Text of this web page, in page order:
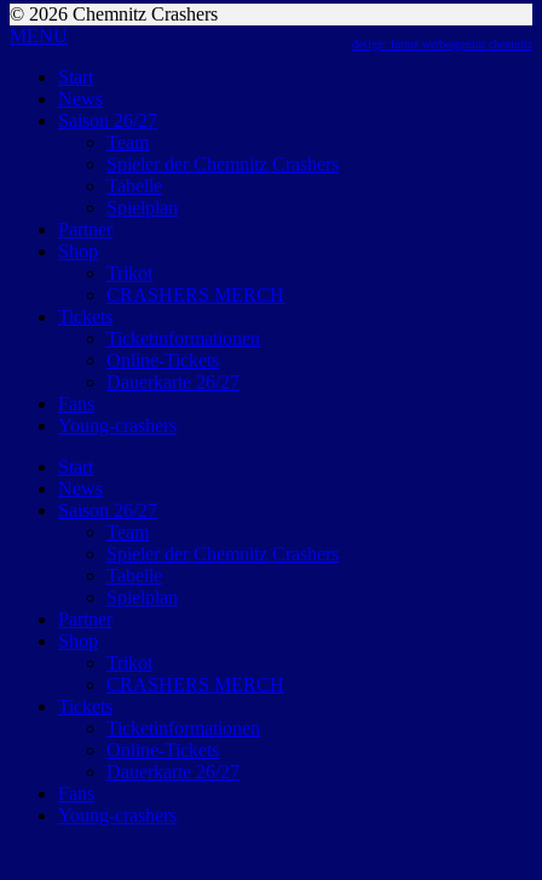
© 2026 Chemnitz Crashers
design: future werbeagentur chemnitz
MENU
Start
News
Saison 26/27
Team
Spieler der Chemnitz Crashers
Tabelle
Spielplan
Partner
Shop
Trikot
CRASHERS MERCH
Tickets
Ticketinformationen
Online-Tickets
Dauerkarte 26/27
Fans
Young-crashers
Start
News
Saison 26/27
Team
Spieler der Chemnitz Crashers
Tabelle
Spielplan
Partner
Shop
Trikot
CRASHERS MERCH
Tickets
Ticketinformationen
Online-Tickets
Dauerkarte 26/27
Fans
Young-crashers